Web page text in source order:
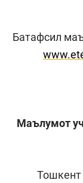
Батафсил
Маълумот
Тошкент